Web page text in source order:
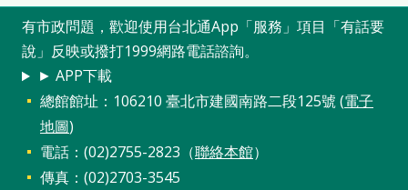
陳
情
統
English
有市政問題，歡迎使用台北通App「服務」項目「有話要
說」反映或撥打1999網路電話諮詢。
► APP下載
總館館址：106210 臺北市建國南路二段125號 (電子
地圖)
電話：(02)2755-2823（聯絡本館）
傳真：(02)2703-3545